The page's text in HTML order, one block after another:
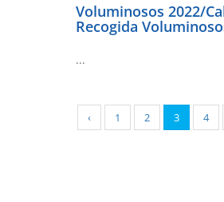
Voluminosos 2022/
Recogida
...
‹ 1 2 3 4